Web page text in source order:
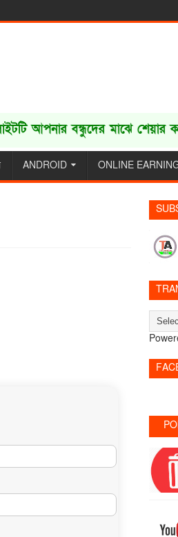
আপনার বন্ধুদের মাঝে শেয়ার
ANDROID ONLINE